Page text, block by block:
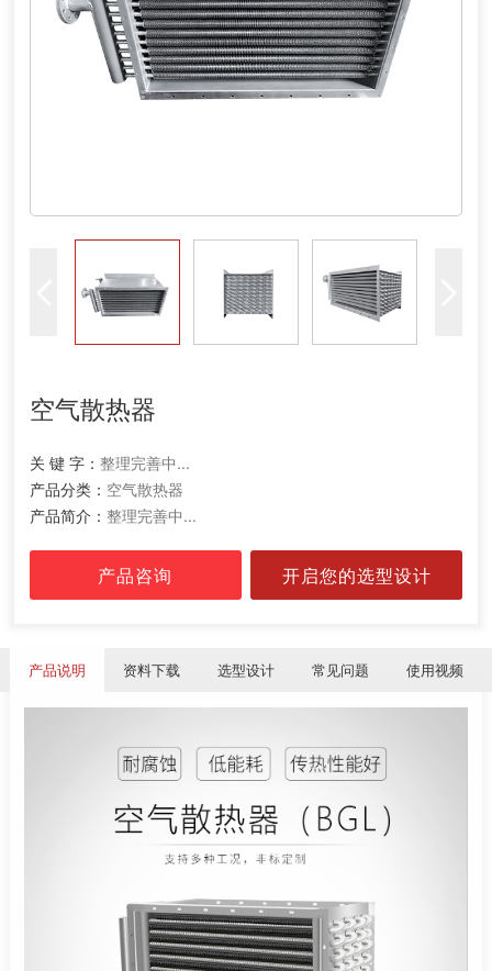
空气散热器
关 键 字： 整理完善中...
产品分类： 空气散热器
产品简介： 整理完善中...
产品咨询 开启您的选型设计
产品说明 资料下载 选型设计 常见问题 使用视频